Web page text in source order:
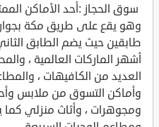
سوق الحجاز :أحد الأماكن
وهو يقع على طريق مكة
أشهر الماركات العالمية ،
العديد من الكافيهات ،
وأماكن التسوق من ملابس
ومجوهرات ، وأثاث منزلي كما